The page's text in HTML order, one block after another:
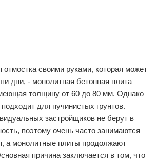
отмостка своими руками, которая может
дни, - монолитная бетонная плита
толщину от 60 до 80 мм. Однако
для пучинистых грунтов.
застройщиков не берут в
поэтому очень часто занимаются
а монолитные плиты продолжают
причина заключается в том, что